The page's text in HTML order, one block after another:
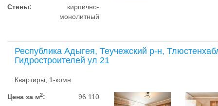
Стены:
кирпично-
монолитный
Республика Адыгея, Теучежский р-н,
Гидростроителей ул 21
Квартиры, 1-комн.
Цена за м2:
96 110